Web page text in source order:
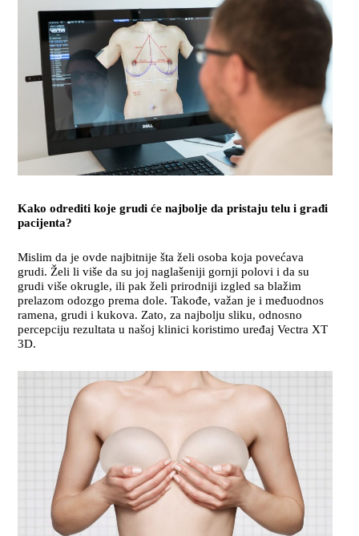
Kako odrediti koje grudi će najbolje da pristaju telu i građi
pacijenta?
Mislim da je ovde najbitnije šta želi osoba koja povećava
grudi. Želi li više da su joj naglašeniji gornji polovi i da su
grudi više okrugle, ili pak želi prirodniji izgled sa blažim
prelazom odozgo prema dole. Takođe, važan je i međuodnos
ramena, grudi i kukova. Zato, za najbolju sliku, odnosno
percepciju rezultata u našoj klinici koristimo uređaj Vectra XT
3D.